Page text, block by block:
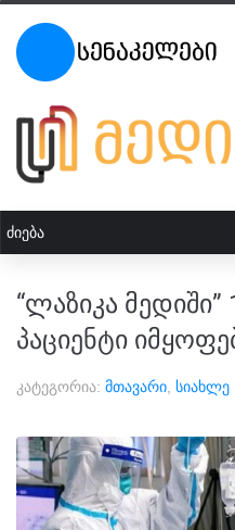
“ლაზიკა
პაციენტი
კატეგორია: მთავარი სიახლე